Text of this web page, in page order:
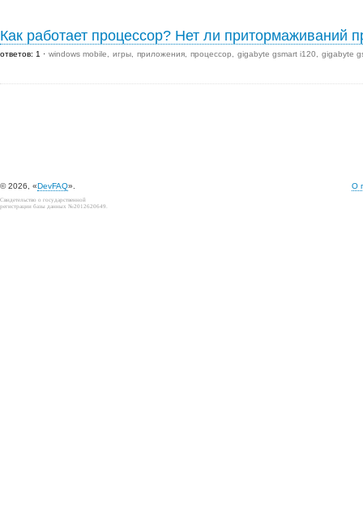
Как работает процессор? Нет ли притормаживаний
ответов: 1 windows mobile игры приложения процессор gigabyte gsmart i120 gigabyte
© 2026, «DevFAQ». О
Свидетельство о государственной
регистрации базы данных №2012620649.